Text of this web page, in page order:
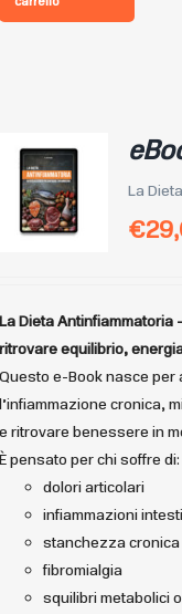
La
€
La Dieta Antinfiammatoria
ritrovare equilibrio,
Questo e-Book nasce per
l’infiammazione cronica,
e ritrovare benessere in
È pensato per chi soffre di:
dolori articolari
infiammazioni
stanchezza cronica
fibromialgia
squilibri metabolici